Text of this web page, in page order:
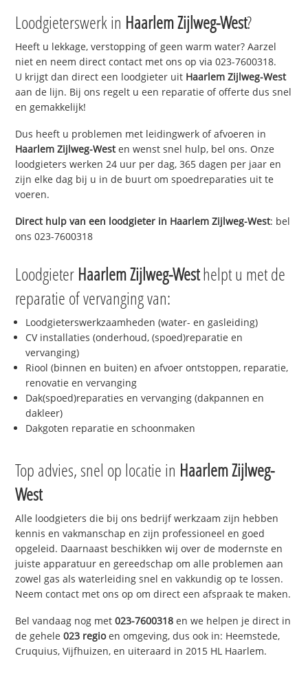
Loodgieterswerk in Haarlem Zijlweg-West?
Heeft u lekkage, verstopping of geen warm water? Aarzel
niet en neem direct contact met ons op via 023-7600318.
U krijgt dan direct een loodgieter uit Haarlem Zijlweg-West
aan de lijn. Bij ons regelt u een reparatie of offerte dus snel
en gemakkelijk!
Dus heeft u problemen met leidingwerk of afvoeren in
Haarlem Zijlweg-Westen wenst snel hulp, bel ons. Onze
loodgieters werken 24 uur per dag, 365 dagen per jaar en
zijn elke dag bij u in de buurt om spoedreparaties uit te
voeren.
Direct hulp van een loodgieter in Haarlem Zijlweg-West: bel
ons 023-7600318
Loodgieter Haarlem Zijlweg-Westhelpt u met de
reparatie of vervanging van:
Loodgieterswerkzaamheden (water- en gasleiding)
CV installaties (onderhoud, (spoed)reparatie en
vervanging)
Riool (binnen en buiten) en afvoer ontstoppen, reparatie,
renovatie en vervanging
Dak(spoed)reparaties en vervanging (dakpannen en
dakleer)
Dakgoten reparatie en schoonmaken
Top advies, snel op locatie in Haarlem Zijlweg-
West
Alle loodgieters die bij ons bedrijf werkzaam zijn hebben
kennis en vakmanschap en zijn professioneel en goed
opgeleid. Daarnaast beschikken wij over de modernste en
juiste apparatuur en gereedschap om alle problemen aan
zowel gas als waterleiding snel en vakkundig op te lossen.
Neem contact met ons op om direct een afspraak te maken.
Bel vandaag nog met023-7600318 en we helpen je direct in
de gehele023 regioen omgeving, dus ook in: Heemstede,
Cruquius, Vijfhuizen, en uiteraard in 2015 HL Haarlem.